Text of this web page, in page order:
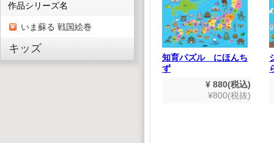
作品シリーズ名
いま蘇る 戦国絵巻
キッズ
かわ
税込)
税抜)
シック名演集 CD50枚
組
¥ 9,900(税込)
¥9,000(税抜)
知育パズル にほんち
ず
¥ 880(税込)
¥800(税抜)